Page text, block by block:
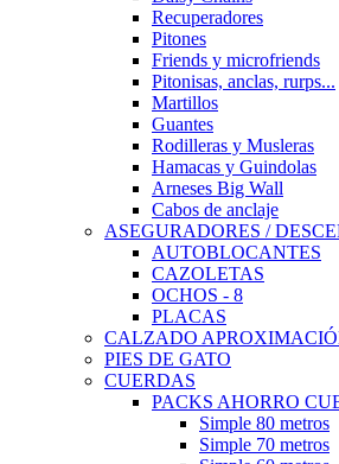
Recuperadores
Pitones
Friends y microfriends
Pitonisas, anclas, rurps...
Martillos
Guantes
Rodilleras y Musleras
Hamacas y Guindolas
Arneses Big Wall
Cabos de anclaje
ASEGURADORES /
AUTOBLOCANTES
CAZOLETAS
OCHOS - 8
PLACAS
CALZADO
PIES DE GATO
CUERDAS
PACKS AHORRO
Simple 80 metros
Simple 70 metros